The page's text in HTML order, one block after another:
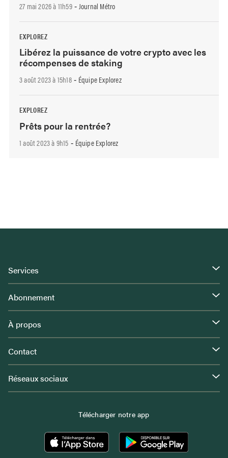
27 mai 2026 à 11h59- Journal Métro
EXPLOREZ
Libérez la puissance de votre crypto avec les
récompenses de staking
3 août 2023 à 15h18- Équipe Explorez
EXPLOREZ
Prêts pour la rentrée?
1 août 2023 à 9h15 - Équipe Explorez
Services
Abonnement
À propos
Contact
Réseaux sociaux
Télécharger notre app